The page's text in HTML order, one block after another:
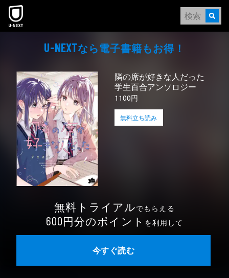
本文へスキップ
U-NEXTなら電⼦書籍もお得！
隣の席が好きな人だった
学生百合アンソロジー
1100円
無料立ち読み
無料トライアルでもらえる
600円分のポイント を利用して
今すぐ読む